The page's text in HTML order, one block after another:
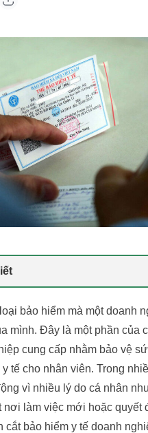
bảo hiểm mà một doanh
mình. Đây là một phần của
cung cấp nhằm bảo vệ
tế cho nhân viên. Trong
vì nhiều lý do cá nhân
nơi làm việc mới hoặc quyết
bảo hiểm y tế doanh